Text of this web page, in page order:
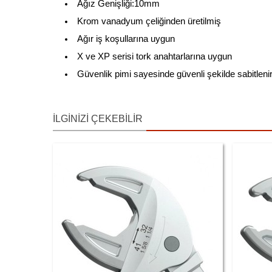
Ağız Genişliği:10mm
Krom vanadyum çeliğinden üretilmiş
Ağır iş koşullarına uygun
X ve XP serisi tork anahtarlarına uygun
Güvenlik pimi sayesinde güvenli şekilde sabitlenir
İLGINIZI ÇEKEBILIR